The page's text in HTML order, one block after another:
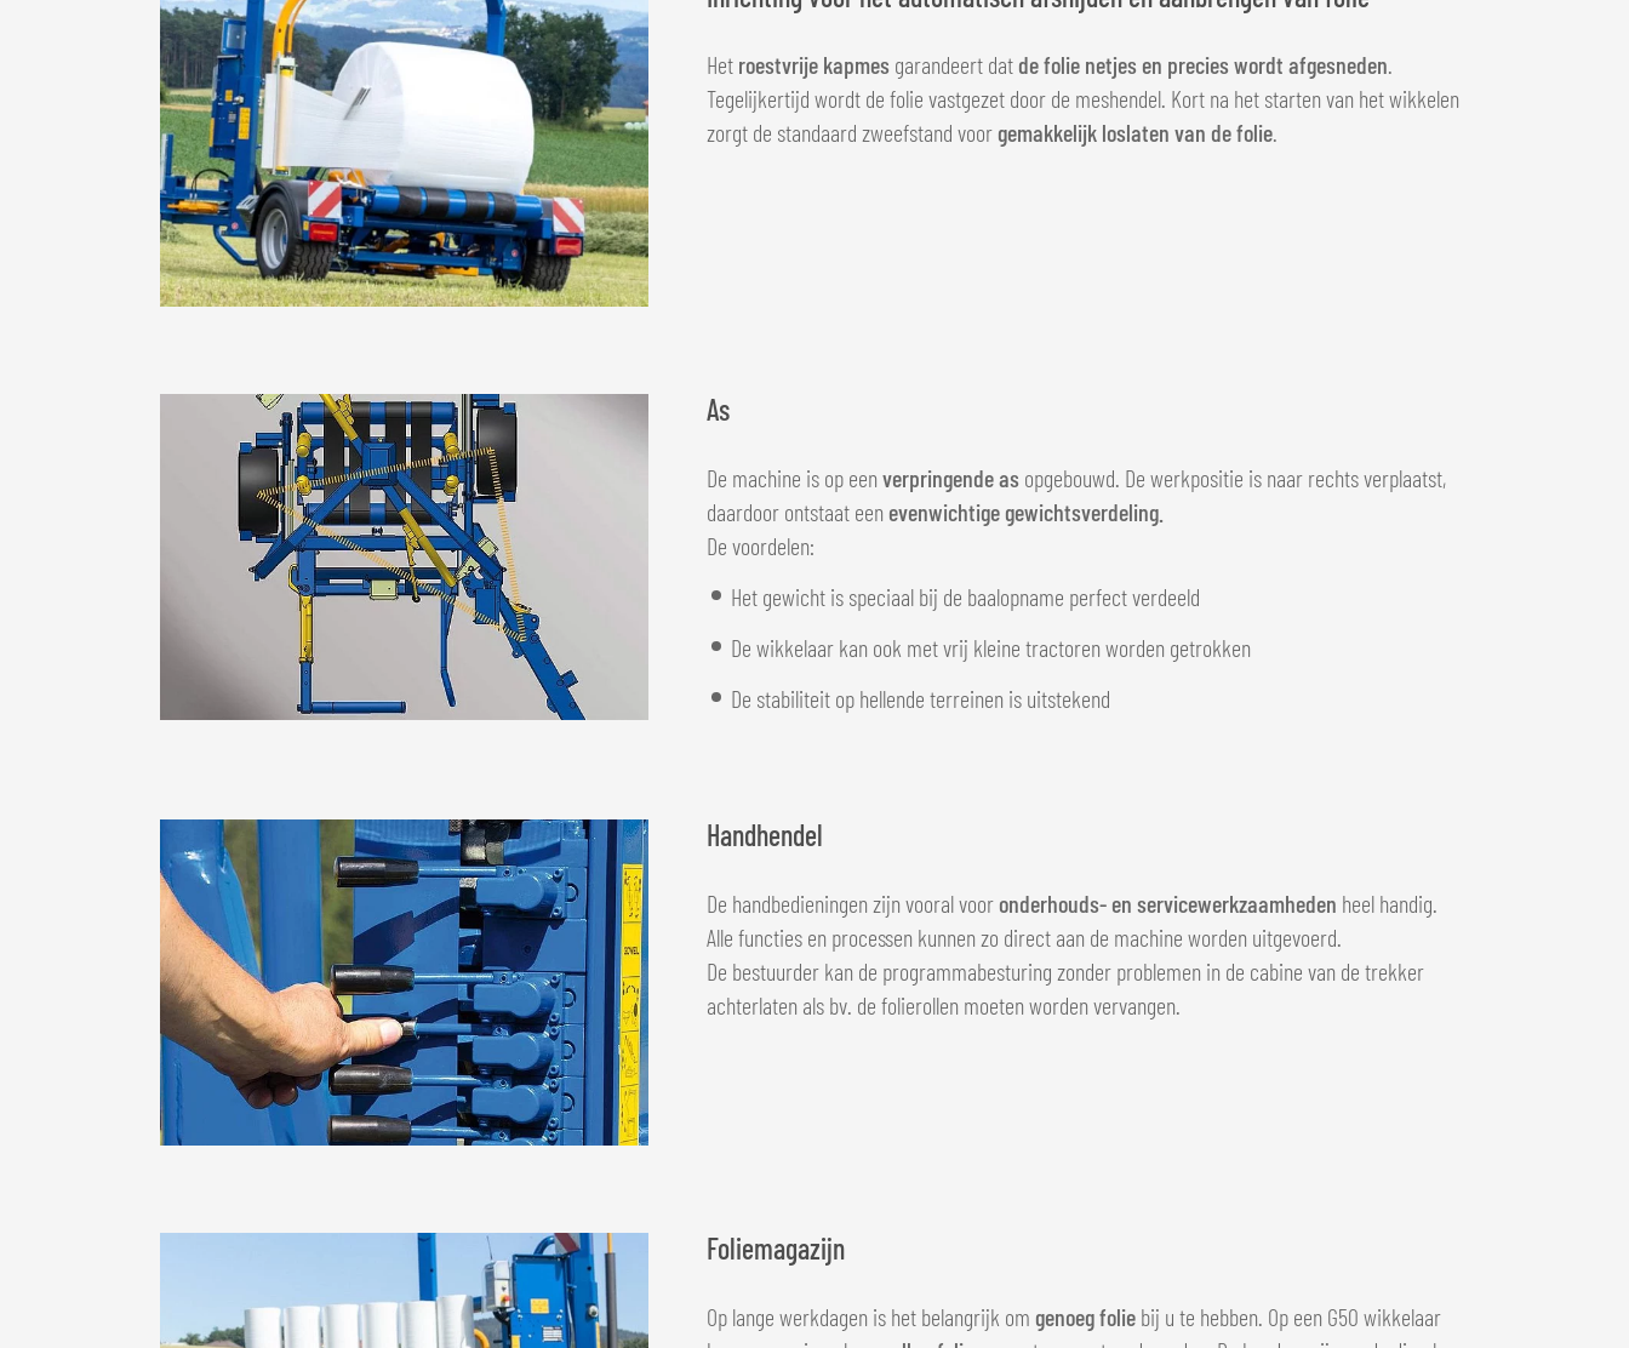
Het roestvrije kapmes garandeert dat de folie netjes en precies wordt afgesneden
Tegelijkertijd wordt de folie vastgezet door de meshendel. Kort na het starten van het wikkelen
zorgt de standaard zweefstand voor gemakkelijk loslaten van de folie
As
De machine is op eenverpringende as opgebouwd. De werkpositie is naar rechts verplaatst,
daardoor ontstaat een evenwichtige gewichtsverdeling.
De voordelen:
Het gewicht is speciaal bij de baalopname perfect verdeeld
De wikkelaar kan ook met vrij kleine tractoren worden getrokken
De stabiliteit op hellende terreinen is uitstekend
Handhendel
De handbedieningen zijn vooral voor onderhouds- en servicewerkzaamheden heel handig.
Alle functies en processen kunnen zo direct aan de machine worden uitgevoerd.
De bestuurder kan de programmabesturing zonder problemen in de cabine van de trekker
achterlaten als bv. de folierollen moeten worden vervangen.
Foliemagazijn
Op lange werkdagen is het belangrijk om genoeg folie bij u te hebben. Op een G50 wikkelaar